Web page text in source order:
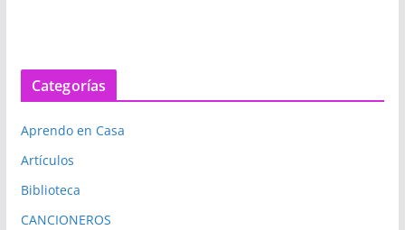
Categorías
Aprendo en Casa
Artículos
Biblioteca
CANCIONEROS